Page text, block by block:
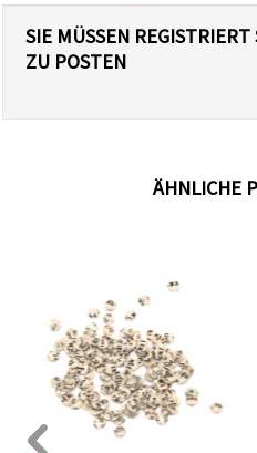
SIE MÜSSEN
ZU POSTEN
ÄHNLICHE